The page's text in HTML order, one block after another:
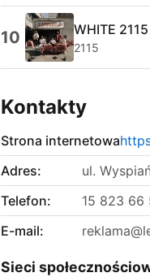
10 WHITE
2115
Kontakty
Strona internetowa
Adres:
ul.
Telefon:
15 823 66
E-mail:
Sieci